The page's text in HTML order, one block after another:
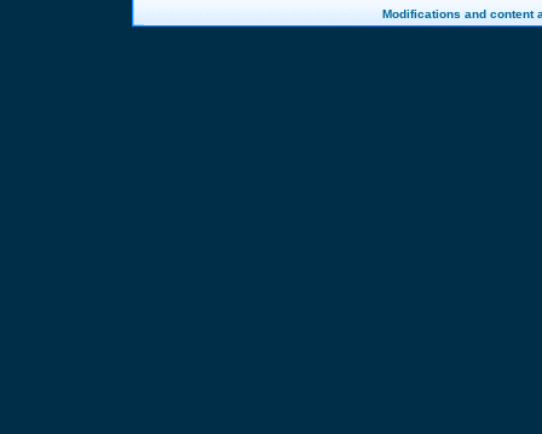
Modifications and content